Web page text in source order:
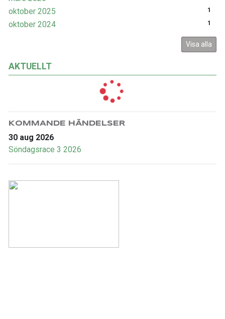
oktober 2025 1
oktober 2024 1
Visa alla
AKTUELLT
KOMMANDE HÄNDELSER
30 aug 2026
Söndagsrace 3 2026